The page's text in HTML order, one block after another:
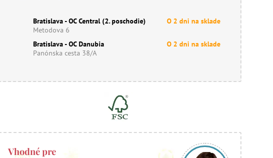
Bratislava - OC Central (2. poschodie)
Metodova 6
O 2 dni na sklade
Bratislava - OC Danubia
Panónska cesta 38/A
O 2 dni na sklade
Vhodné pre